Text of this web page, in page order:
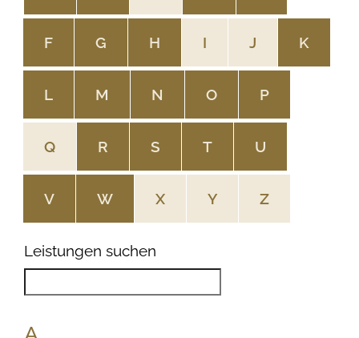
F G H I J K
L M N O P
Q R S T U
V W X Y Z
Leistungen suchen